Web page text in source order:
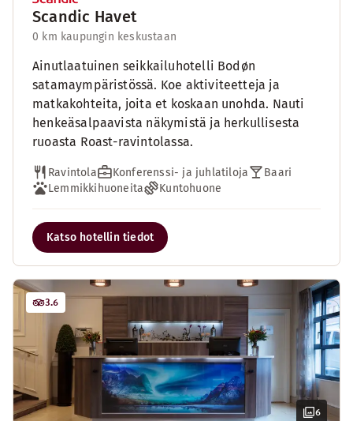
Scandic Havet
0 km kaupungin keskustaan
Ainutlaatuinen seikkailuhotelli Bodøn
satamaympäristössä. Koe aktiviteetteja ja
matkakohteita, joita et koskaan unohda. Nauti
henkeäsalpaavista näkymistä ja herkullisesta
ruoasta Roast-ravintolassa.
Ravintola Konferenssi- ja juhlatiloja
Baari
Lemmikkihuoneita
Kuntohuone
Katso hotellin tiedot
6
3.6